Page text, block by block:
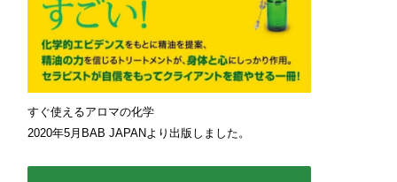
すぐ使えるアロマの化学
2020年5月BAB JAPANより出版しました。